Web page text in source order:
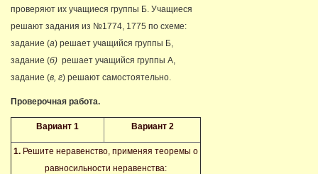
проверяют их учащиеся группы Б. Учащиеся
решают задания из №1774, 1775 по схеме:
задание (а) решает учащийся группы Б,
задание (б) решает учащийся группы А,
задание (в, г) решают самостоятельно.
Проверочная работа.
Вариант 1 Вариант 2
1. Решите неравенство, применяя теоремы о
равносильности неравенства: